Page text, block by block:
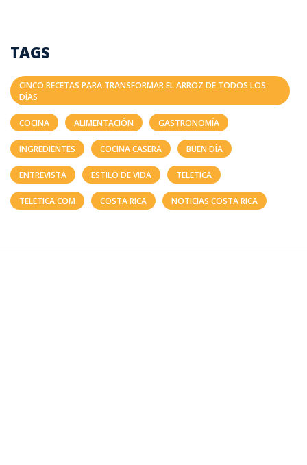
TAGS
CINCO RECETAS PARA TRANSFORMAR EL ARROZ DE TODOS LOS
DÍAS
COCINA ALIMENTACIÓN GASTRONOMÍA
INGREDIENTES COCINA CASERA BUEN DÍA
ENTREVISTA ESTILO DE VIDA TELETICA
TELETICA.COM COSTA RICA NOTICIAS COSTA RICA